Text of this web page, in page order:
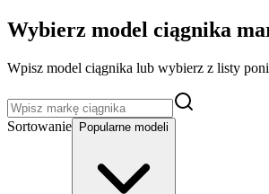
Wybierz model ciągnika
Wpisz model ciągnika lub wybierz z listy
Sortowanie Popularne modeli